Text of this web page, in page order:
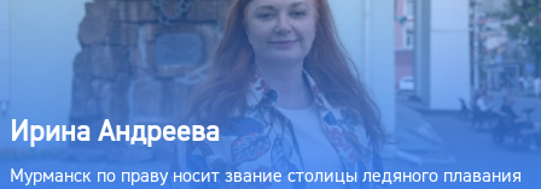
Ирина Андреева
Мурманск по праву носит звание столицы ледяного плавания